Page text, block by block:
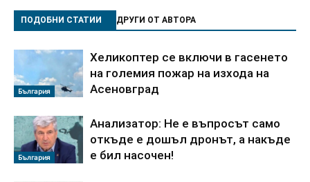
ПОДОБНИ СТАТИИ ДРУГИ ОТ АВТОРА
България
Хеликоптер се включи в гасенето
на големия пожар на изхода на
Асеновград
България
Анализатор: Не е въпросът само
откъде е дошъл дронът, а накъде
е бил насочен!